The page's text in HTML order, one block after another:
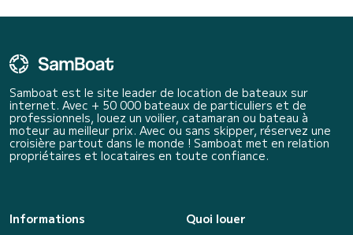
Samboat est le site leader de location de bateaux sur
internet. Avec + 50 000 bateaux de particuliers et de
professionnels, louez un voilier, catamaran ou bateau à
moteur au meilleur prix. Avec ou sans skipper, réservez une
croisière partout dans le monde ! Samboat met en relation
propriétaires et locataires en toute confiance.
Informations
Quoi louer